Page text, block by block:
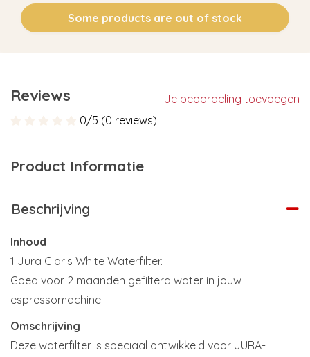
Some products are out of stock
Reviews
Je beoordeling toevoegen
0/5 (0 reviews)
Product Informatie
Beschrijving
Inhoud
1 Jura Claris White Waterfilter.
Goed voor 2 maanden gefilterd water in jouw
espressomachine.
Omschrijving
Deze waterfilter is speciaal ontwikkeld voor JURA-